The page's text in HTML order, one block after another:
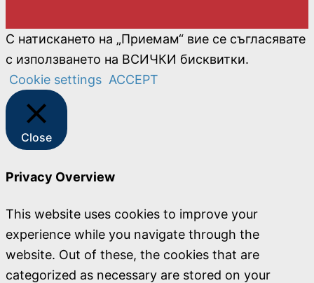
С натискането на „Приемам“ вие се съгласявате
с използването на ВСИЧКИ бисквитки.
Cookie settings ACCEPT
Close
Privacy Overview
This website uses cookies to improve your
experience while you navigate through the
website. Out of these, the cookies that are
categorized as necessary are stored on your